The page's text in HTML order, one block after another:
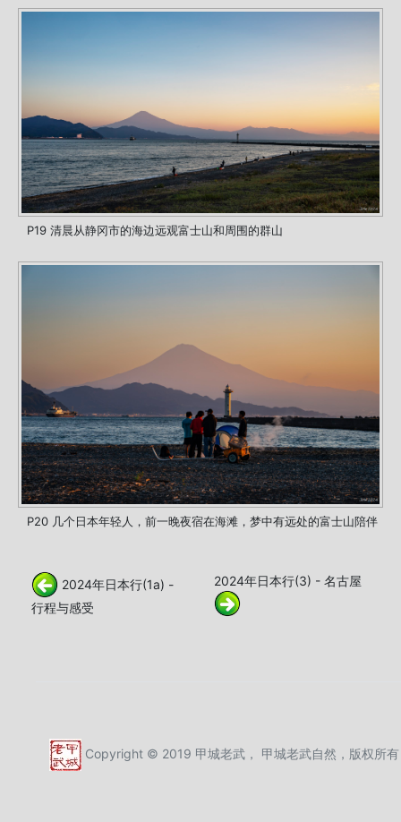
P19 清晨从静冈市的海边远观富士山和周围的群山
P20 几个日本年轻人，前一晚夜宿在海滩，梦中有远处的富士山陪伴
2024年日本行(1a) -
行程与感受
2024年日本行(3) - 名古屋
Copyright © 2019 甲城老武， 甲城老武自然，版权所